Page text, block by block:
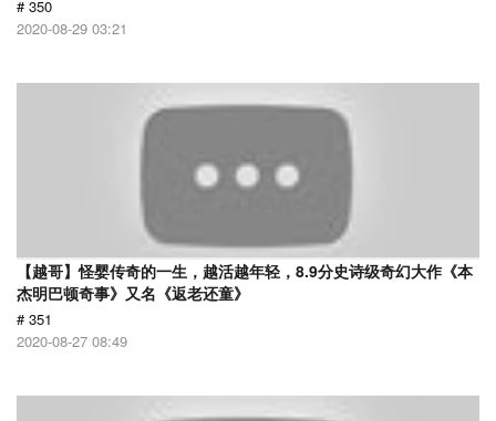
# 350
2020-08-29 03:21
【越哥】怪婴传奇的一生，越活越年轻，8.9分史诗级奇幻大作《本
杰明巴顿奇事》又名《返老还童》
# 351
2020-08-27 08:49